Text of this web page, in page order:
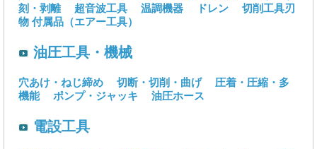
刻・剥離
超音波工具 温調機器 ドレン
切削工具刃
物 付属品（エアー工具）
油圧工具・機械
穴あけ・ねじ締め 切断・切削・曲げ
圧着・圧縮・多
機能
ポンプ・ジャッキ 油圧ホース
電設工具